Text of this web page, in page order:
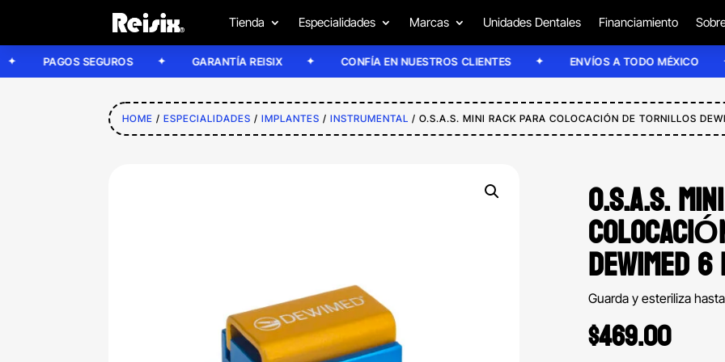
Tienda Especialidades Marcas Unidades Dentales Financiamiento
PAGOS SEGUROS GARANTÍA REISIX CONFÍA EN NUESTROS CLIENTES ENVÍOS A TODO MÉXICO
HOME /ESPECIALIDADES /IMPLANTES /INSTRUMENTAL / O.S.A.S. MINI RACK PARA COLOCACIÓN DE TORNILLOS
O.S.A.S.
DEWIMED 6
Guarda y esteriliza
$469.00